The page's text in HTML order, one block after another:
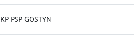
KP PSP GOSTYN